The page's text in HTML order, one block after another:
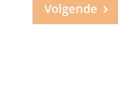
Volgende